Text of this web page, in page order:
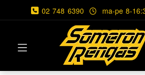
02 748 6390 ma-pe 8-